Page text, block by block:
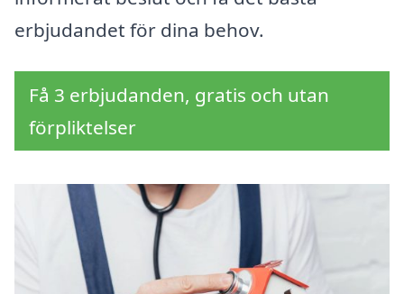
erbjudandet för dina behov.
Få 3 erbjudanden, gratis och utan
förpliktelser